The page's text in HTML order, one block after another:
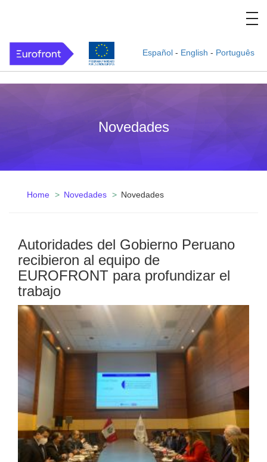
Español - English - Português
Novedades
Home Novedades Novedades
Autoridades del Gobierno Peruano
recibieron al equipo de
EUROFRONT para profundizar el
trabajo